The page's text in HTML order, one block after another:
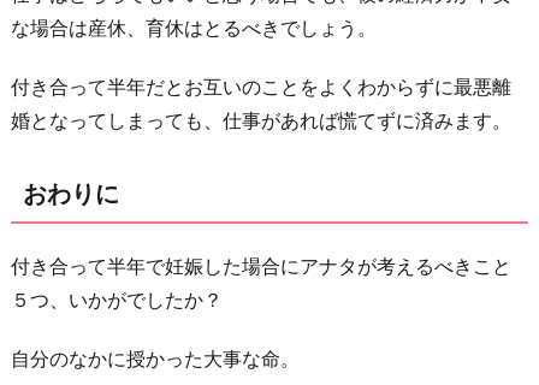
な場合は産休、育休はとるべきでしょう。
付き合って半年だとお互いのことをよくわからずに最悪離
婚となってしまっても、仕事があれば慌てずに済みます。
おわりに
付き合って半年で妊娠した場合にアナタが考えるべきこと
５つ、いかがでしたか？
自分のなかに授かった大事な命。